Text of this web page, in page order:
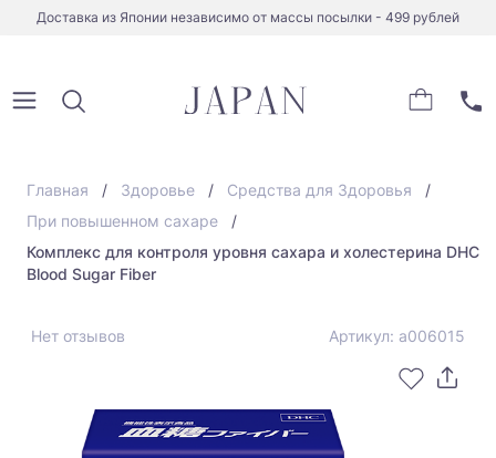
Доставка из Японии независимо от массы посылки - 499 рублей
Главная Здоровье
Средства для Здоровья
При повышенном сахаре
Комплекс для контроля уровня сахара и холестерина DHC
Blood Sugar Fiber
Нет отзывов Артикул: а006015